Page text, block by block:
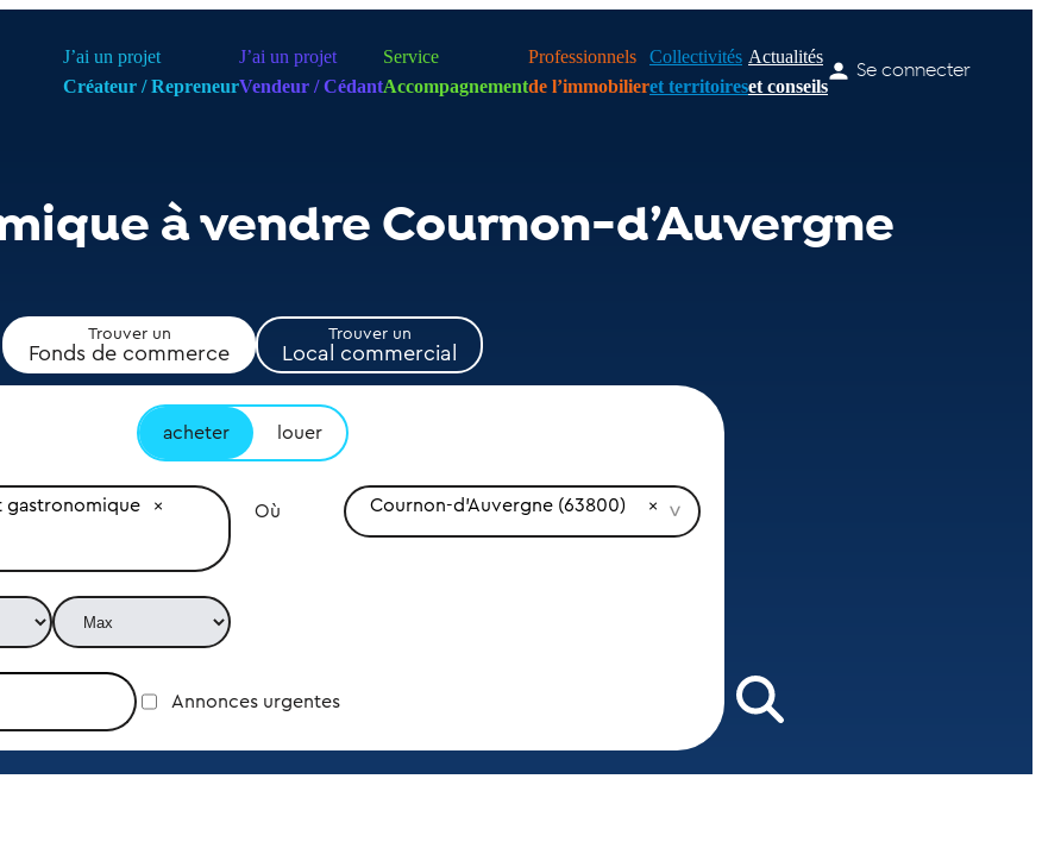
J’ai un projet
Créateur / Repreneur
J’ai un projet
Vendeur / Cédant
Service
Accompagnement
Professionnels
de l’immobilier
Collectivités
et territoires
Actualités
et conseils
Se connecter
à vendre Cournon-d’Auvergne
Trouver un
Fonds de commerce
Trouver un
Local commercial
acheter louer
gastronomique Où Cournon-d'Auvergne (63800)
Annonces urgentes